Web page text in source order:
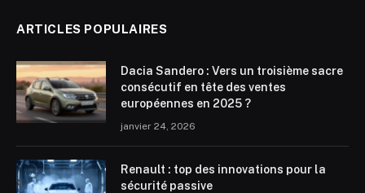
ARTICLES POPULAIRES
Dacia Sandero : Vers un troisième sacre
consécutif en tête des ventes
européennes en 2025 ?
janvier 24, 2026
Renault : top des innovations pour la
sécurité passive